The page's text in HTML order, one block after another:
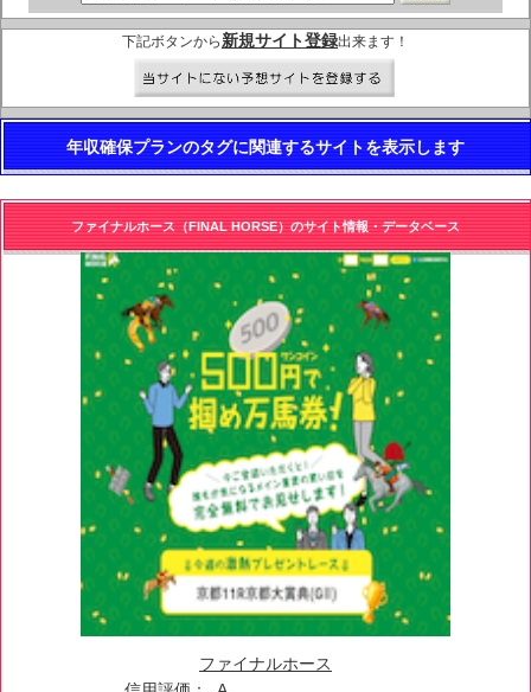
下記ボタンから 新規サイト登録出来ます！
年収確保プランのタグに関連するサイトを表示します
ファイナルホース（FINAL HORSE）のサイト情報・データベース
ファイナルホース